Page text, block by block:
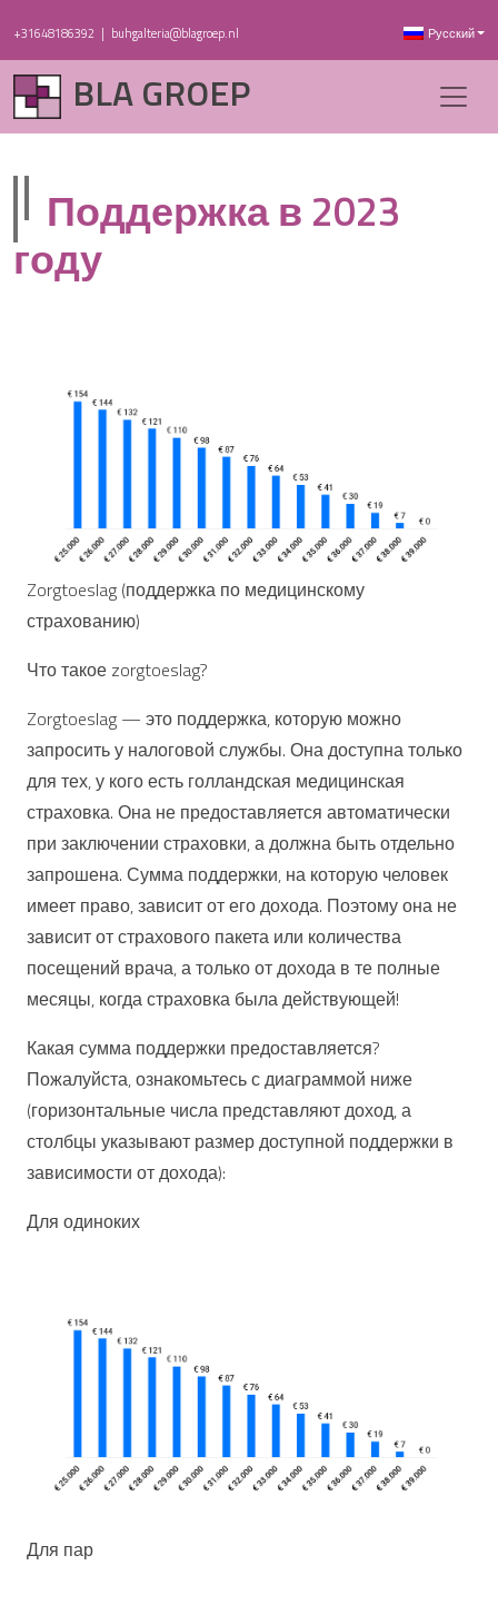
+31648186392 | buhgalteria@blagroep.nl Русский
BLA GROEP
Поддержка в 2023
году
Zorgtoeslag (поддержка по медицинскому
страхованию)
Что такое zorgtoeslag?
Zorgtoeslag — это поддержка, которую можно
запросить у налоговой службы. Она доступна только
для тех, у кого есть голландская медицинская
страховка. Она не предоставляется автоматически
при заключении страховки, а должна быть отдельно
запрошена. Сумма поддержки, на которую человек
имеет право, зависит от его дохода. Поэтому она не
зависит от страхового пакета или количества
посещений врача, а только от дохода в те полные
месяцы, когда страховка была действующей!
Какая сумма поддержки предоставляется?
Пожалуйста, ознакомьтесь с диаграммой ниже
(горизонтальные числа представляют доход, а
столбцы указывают размер доступной поддержки в
зависимости от дохода):
Для одиноких
Для пар